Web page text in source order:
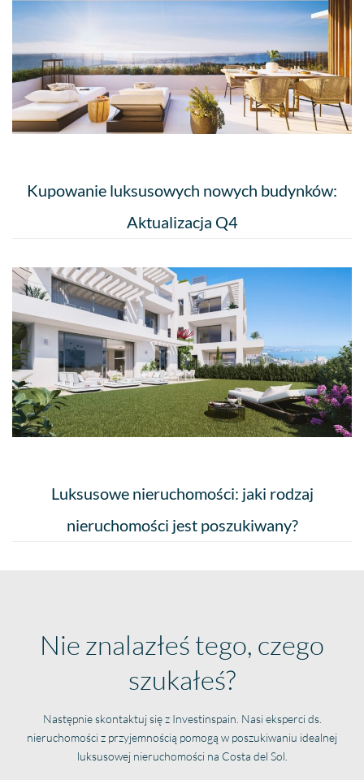
Kupowanie luksusowych nowych budynków:
Aktualizacja Q4
Luksusowe nieruchomości: jaki rodzaj
nieruchomości jest poszukiwany?
Nie znalazłeś tego, czego
szukałeś?
Następnie skontaktuj się z Investinspain. Nasi eksperci ds.
nieruchomości z przyjemnością pomogą w poszukiwaniu idealnej
luksusowej nieruchomości na Costa del Sol.